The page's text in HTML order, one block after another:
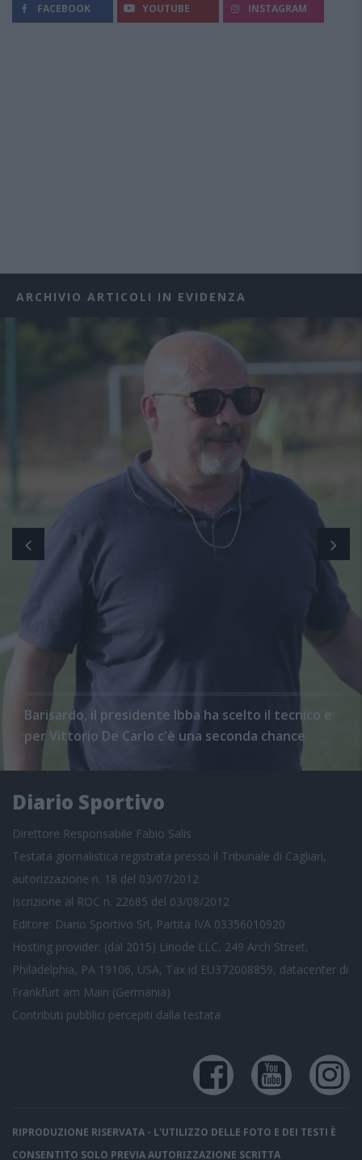
FACEBOOK YOUTUBE INSTAGRAM
ARCHIVIO ARTICOLI IN EVIDENZA
Barisardo, il presidente Ibba ha scelto il tecnico e
per Vittorio De Carlo c'è una seconda chance
Diario Sportivo
Direttore Responsabile Fabio Salis
Testata giornalistica registrata presso il Tribunale di Cagliari,
autorizzazione n. 18 del 03/07/2012
Iscrizione al ROC n. 22685 del 03/08/2012
Editore: Diario Sportivo Srl, Partita IVA 03356010920
Hosting provider: (dal 2015) Linode LLC, 249 Arch Street,
Philadelphia, PA 19106, USA, Tax id EU372008859, datacenter di
Frankfurt am Main (Germania)
Contributi pubblici percepiti dalla testata
RIPRODUZIONE RISERVATA - L'UTILIZZO DELLE FOTO E DEI TESTI È
CONSENTITO SOLO PREVIA AUTORIZZAZIONE SCRITTA